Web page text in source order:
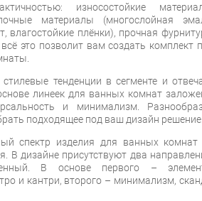
износостойкие
материалы (многослойная
влагостойкие плёнки), прочная
это позволит вам создать комплект
тенденции в сегменте и
линеек для ванных комнат
и минимализм.
подходящее под ваш дизайн решение.
спектр изделия для ванных комнат
В дизайне присутствуют два
В основе первого –
и кантри, второго – минимализм,